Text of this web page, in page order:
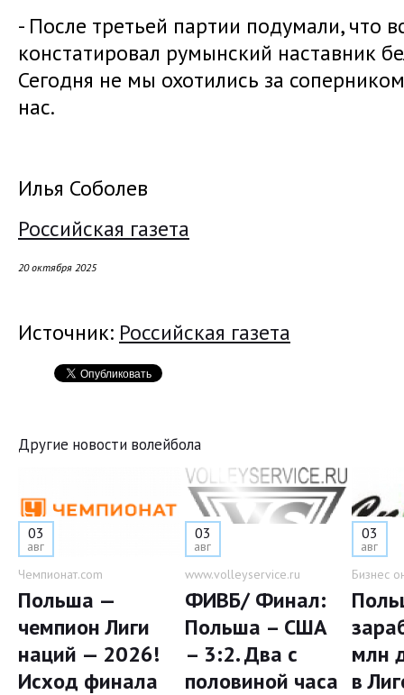
- После третьей партии подумали, что
констатировал румынский наставник
Сегодня не мы охотились за
нас.
Илья Соболев
Российская газета
20 октября 2025
Источник: Российская газета
Другие новости волейбола
03
авг
Чемпионат.com
Польша —
чемпион Лиги
наций — 2026!
Исход финала
03
авг
www.volleyservice.ru
ФИВБ/ Финал:
Польша – США
– 3:2. Два с
половиной часа
03
авг
Бизнес
млн
в